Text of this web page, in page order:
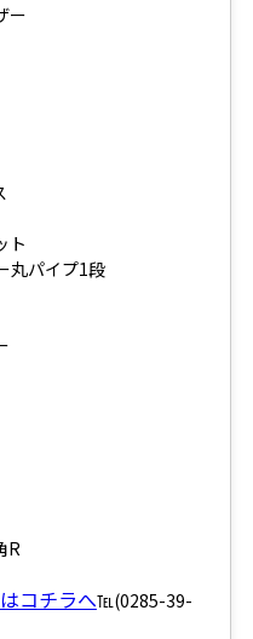
ー
ト
丸パイプ1段
R
コチラへ℡(0285-39-